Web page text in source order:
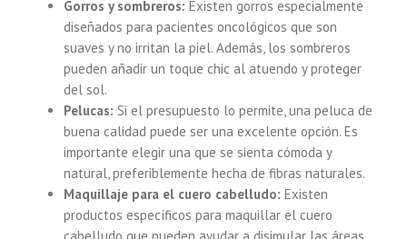
Gorros y sombreros: Existen gorros especialmente
diseñados para pacientes oncológicos que son
suaves y no irritan la piel. Además, los sombreros
pueden añadir un toque chic al atuendo y proteger
del sol.
Pelucas: Si el presupuesto lo permite, una peluca de
buena calidad puede ser una excelente opción. Es
importante elegir una que se sienta cómoda y
natural, preferiblemente hecha de fibras naturales.
Maquillaje para el cuero cabelludo: Existen
productos específicos para maquillar el cuero